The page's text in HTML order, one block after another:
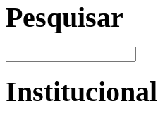
Pesquisar
Institucional